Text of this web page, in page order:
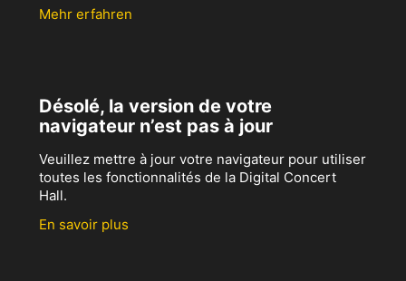
Mehr erfahren
Désolé, la version de votre
navigateur n’est pas à jour
Veuillez mettre à jour votre navigateur pour utiliser
toutes les fonctionnalités de la Digital Concert
Hall.
En savoir plus